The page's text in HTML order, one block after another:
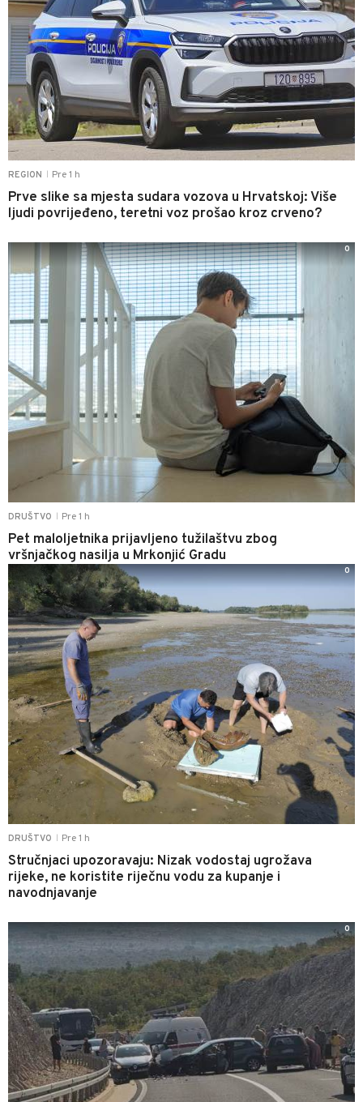
REGION Pre 1 h
Prve slike sa mjesta sudara vozova u Hrvatskoj: Više
ljudi povrijeđeno, teretni voz prošao kroz crveno?
DRUŠTVO Pre 1 h
Pet maloljetnika prijavljeno tužilaštvu zbog
vršnjačkog nasilja u Mrkonjić Gradu
0
DRUŠTVO Pre 1 h
Stručnjaci upozoravaju: Nizak vodostaj ugrožava
rijeke, ne koristite riječnu vodu za kupanje i
navodnjavanje
0
0